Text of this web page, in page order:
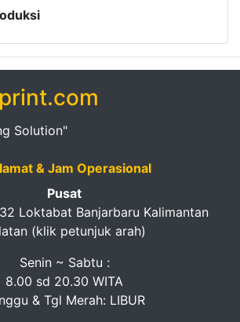
Solution"
& Jam Operasional
Pusat
Loktabat Banjarbaru Kalimantan
(klik petunjuk arah)
Senin ~ Sabtu :
8.00 sd 20.30 WITA
& Tgl Merah: LIBUR